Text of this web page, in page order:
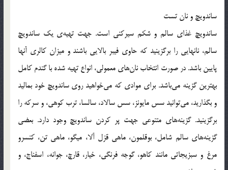
ساندویچ و نان تست
ساندویچ غذای سالم و شکم سیرکنی است. جهت تهیه‌ی یک ساندویچ
سالم، نانهایی را برگزینید که حاوی فیبر بالایی باشند و میزان کالری آنها
پایین باشد. در صورت انتخاب نان‌های معمولی، انواع تهیه شده با گندم کامل
بهترین گزینه می‌باشد. برای موادی که می‌خواهید روی ساندویچ خود بمالید
و بگذارید، می‌توانید سس مایونز، سس سالاد، سالسا، ترب کوهی، و سرکه را
برگزینید. گزینه‌های متنوعی جهت پر کردن ساندویچ وجود دارد. بعضی
گزینه‌های سالم شامل، بوقلمون، ماهی قزل آلا، میگو، ماهی تن، کنسرو
مرغ و سبزیجاتی مانند کاهو، گوجه فرنگی، خیار، قارچ، جوانه، اسفناج، و